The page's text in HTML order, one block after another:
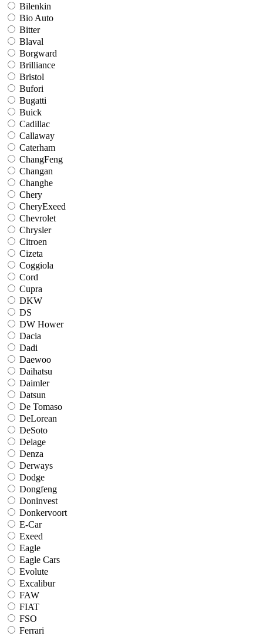
Bilenkin
Bio Auto
Bitter
Blaval
Borgward
Brilliance
Bristol
Bufori
Bugatti
Buick
Cadillac
Callaway
Caterham
ChangFeng
Changan
Changhe
Chery
CheryExeed
Chevrolet
Chrysler
Citroen
Cizeta
Coggiola
Cord
Cupra
DKW
DS
DW Hower
Dacia
Dadi
Daewoo
Daihatsu
Daimler
Datsun
De Tomaso
DeLorean
DeSoto
Delage
Denza
Derways
Dodge
Dongfeng
Doninvest
Donkervoort
E-Car
Exeed
Eagle
Eagle Cars
Evolute
Excalibur
FAW
FIAT
FSO
Ferrari